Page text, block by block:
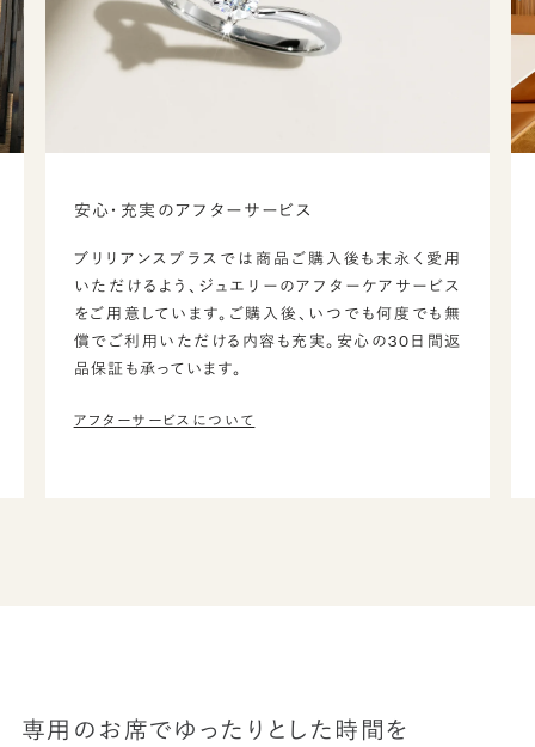
安心・充実のアフターサービス
ブリリアンスプラスでは商品ご購入後も末永く愛用
いただけるよう、ジュエリーのアフターケアサービス
をご用意しています。ご購入後、いつでも何度でも無
償でご利用いただける内容も充実。安心の30日間返
品保証も承っています。
アフターサービスについて
専用のお席でゆったりとした時間を